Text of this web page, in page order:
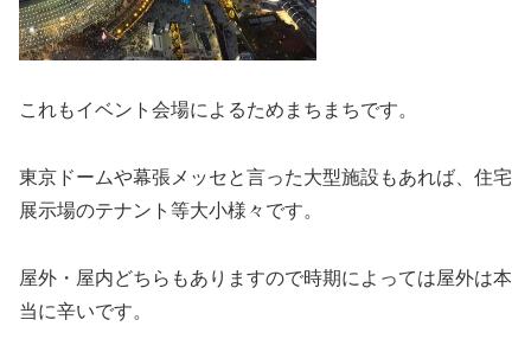
これもイベント会場によるためまちまちです。
東京ドームや幕張メッセと言った大型施設もあれば、住宅
展示場のテナント等大小様々です。
屋外・屋内どちらもありますので時期によっては屋外は本
当に辛いです。